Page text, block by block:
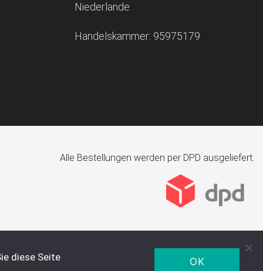
Niederlande
Handelskammer: 95975179
Alle Bestellungen werden per DPD ausgeliefert.
diese Seite
OK